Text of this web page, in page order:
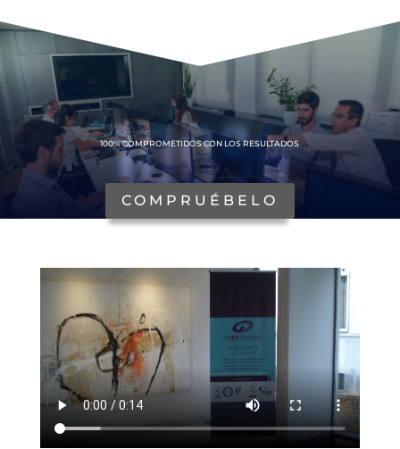
100%
100% COMPROMETIDOS CON LOS RESULTADOS
COMPRUÉBELO